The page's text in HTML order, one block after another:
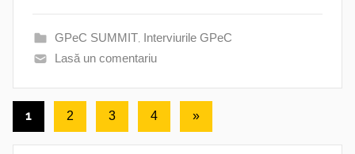
GPeC SUMMIT, Interviurile GPeC
Lasă un comentariu
Paginație
articole
1 2 3 4
Următoarele
»